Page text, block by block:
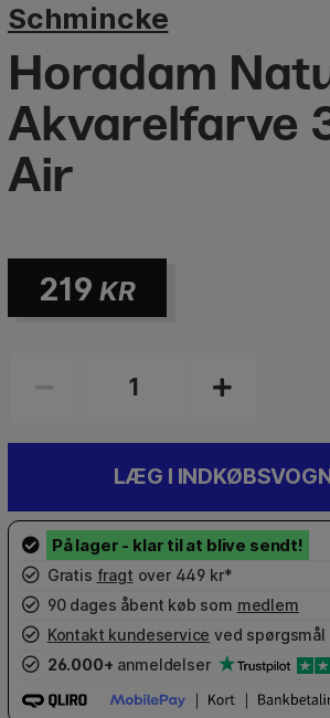
Schmincke
Horadam
Akvarelfarve
Air
219 KR
LÆG I
Gratis fragt over 449 kr*
90 dages åbent køb som medlem
Kontakt kundeservice ved spørgsmål
26.000+ anmeldelser